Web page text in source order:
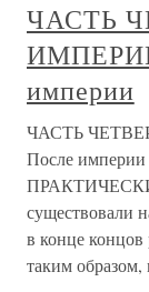
ЧАСТЬ
ИМПЕРИИ
империи
ЧАСТЬ
После
ПРАКТИЧЕСКИ
существовали
в конце
таким